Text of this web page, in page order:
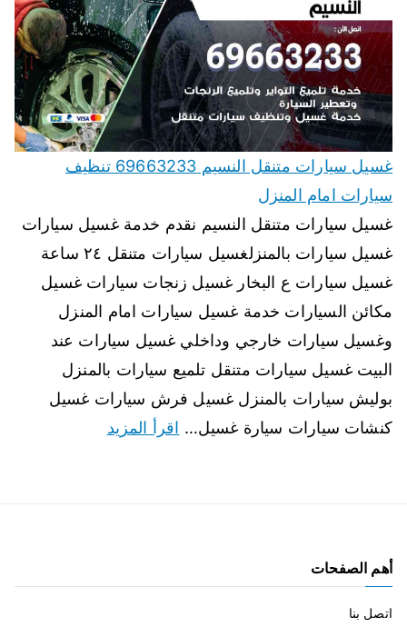
غسيل سيارات متنقل النسيم 69663233 تنظيف
سيارات امام المنزل
غسيل سيارات متنقل النسيم نقدم خدمة غسيل سيارات
غسيل سيارات بالمنزلغسيل سيارات متنقل ٢٤ ساعة
غسيل سيارات ع البخار غسيل زنجات سيارات غسيل
مكائن السيارات خدمة غسيل سيارات امام المنزل
وغسيل سيارات خارجي وداخلي غسيل سيارات عند
البيت غسيل سيارات متنقل تلميع سيارات بالمنزل
بوليش سيارات بالمنزل غسيل فرش سيارات غسيل
كنشات سيارات سيارة غسيل… اقرأ المزيد
أهم الصفحات
اتصل بنا